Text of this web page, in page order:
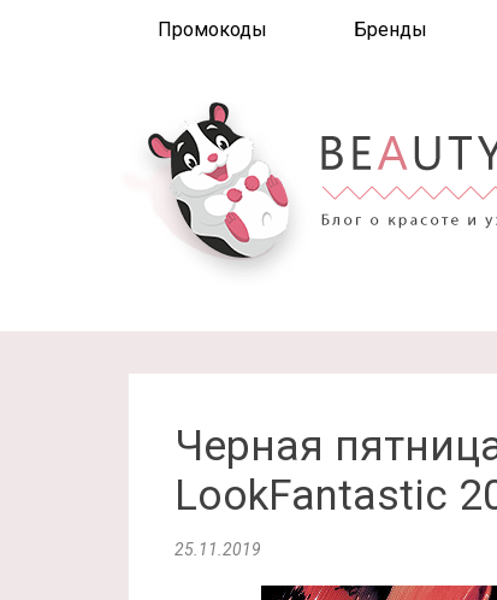
Промокоды Бренды
Черная
LookFantastic
25.11.2019